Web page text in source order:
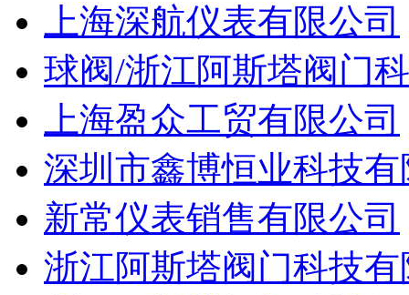
上海深航仪表有限公司
球阀/浙江阿斯塔阀门
上海盈众工贸有限公司
深圳市鑫博恒业科技
新常仪表销售有限公司
浙江阿斯塔阀门科技